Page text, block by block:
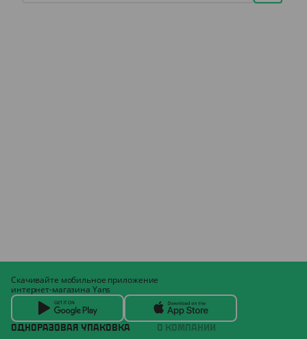
ОДНОРАЗОВАЯ УПАКОВКА О КОМПАНИИ
Скачивайте мобильное приложение
интернет-магазина Yans